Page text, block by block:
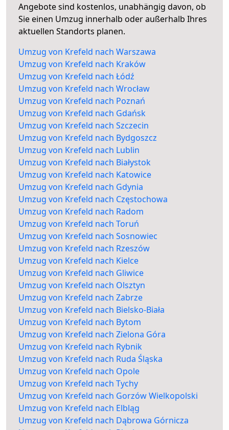
Angebote sind kostenlos, unabhängig davon, ob
Sie einen Umzug innerhalb oder außerhalb Ihres
aktuellen Standorts planen.
Umzug von Krefeld nach Warszawa
Umzug von Krefeld nach Kraków
Umzug von Krefeld nach Łódź
Umzug von Krefeld nach Wrocław
Umzug von Krefeld nach Poznań
Umzug von Krefeld nach Gdańsk
Umzug von Krefeld nach Szczecin
Umzug von Krefeld nach Bydgoszcz
Umzug von Krefeld nach Lublin
Umzug von Krefeld nach Białystok
Umzug von Krefeld nach Katowice
Umzug von Krefeld nach Gdynia
Umzug von Krefeld nach Częstochowa
Umzug von Krefeld nach Radom
Umzug von Krefeld nach Toruń
Umzug von Krefeld nach Sosnowiec
Umzug von Krefeld nach Rzeszów
Umzug von Krefeld nach Kielce
Umzug von Krefeld nach Gliwice
Umzug von Krefeld nach Olsztyn
Umzug von Krefeld nach Zabrze
Umzug von Krefeld nach Bielsko-Biała
Umzug von Krefeld nach Bytom
Umzug von Krefeld nach Zielona Góra
Umzug von Krefeld nach Rybnik
Umzug von Krefeld nach Ruda Śląska
Umzug von Krefeld nach Opole
Umzug von Krefeld nach Tychy
Umzug von Krefeld nach Gorzów Wielkopolski
Umzug von Krefeld nach Elbląg
Umzug von Krefeld nach Dąbrowa Górnicza